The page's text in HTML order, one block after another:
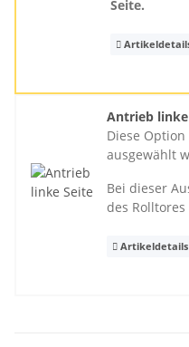
Seite.
Antrieb
Diese Option
ausgewählt
Bei dieser
des
Artikeldetails